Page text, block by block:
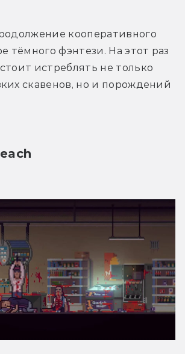
кооперативного
тёмного фэнтези. На этот раз
истреблять не только
скавенов, но и порождений